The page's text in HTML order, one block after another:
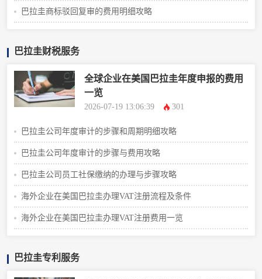
巴拉圭商标驳回复审的费用明细攻略
巴拉圭财税服务
全球企业在美国巴拉圭年度申报的费用
一览
2026-07-19 13:06:39 301
巴拉圭公司年度审计的步骤和周期明细攻略
巴拉圭公司年度审计的步骤与费用攻略
巴拉圭公司员工社保缴纳的办理与步骤攻略
海外企业在美国巴拉圭办理VAT注册流程及条件
海外企业在美国巴拉圭办理VAT注册费用一览
巴拉圭专利服务